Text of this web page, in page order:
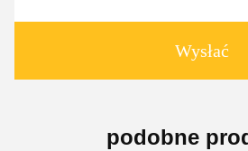
Wysłać
podobne